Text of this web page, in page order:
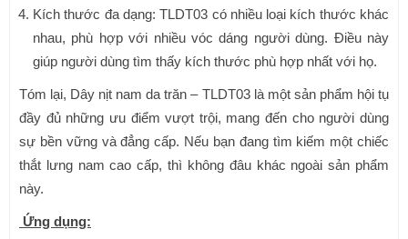
Kích thước đa dạng: TLDT03 có nhiều loại kích thước khác
nhau, phù hợp với nhiều vóc dáng người dùng. Điều này
giúp người dùng tìm thấy kích thước phù hợp nhất với họ.
Tóm lại, Dây nịt nam da trăn – TLDT03 là một sản phẩm hội tụ
đầy đủ những ưu điểm vượt trội, mang đến cho người dùng
sự bền vững và đẳng cấp. Nếu bạn đang tìm kiếm một chiếc
thắt lưng nam cao cấp, thì không đâu khác ngoài sản phẩm
này.
Ứng dụng: